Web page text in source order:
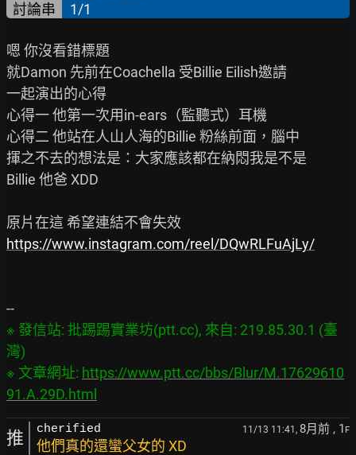
討論串 1/1
嗯 你沒看錯標題
就Damon 先前在Coachella 受Billie Eilish邀請
一起演出的心得
心得一 他第一次用in-ears（監聽式）耳機
心得二 他站在人山人海的Billie 粉絲前面，腦中
揮之不去的想法是：大家應該都在納悶我是不是
Billie 他爸 XDD
https://www.instagram.com/reel/DQwRLFuAjLy/
※ 發信站: 批踢踢實業坊(ptt.cc), 來自: 219.85.30.1 (臺
灣)
※ 文章網址: https://www.ptt.cc/bbs/Blur/M.17629610
91.A.29D.html
推 cherified 11/13 11:41, 8月前 , 1 F
他們真的還蠻父女的 XD